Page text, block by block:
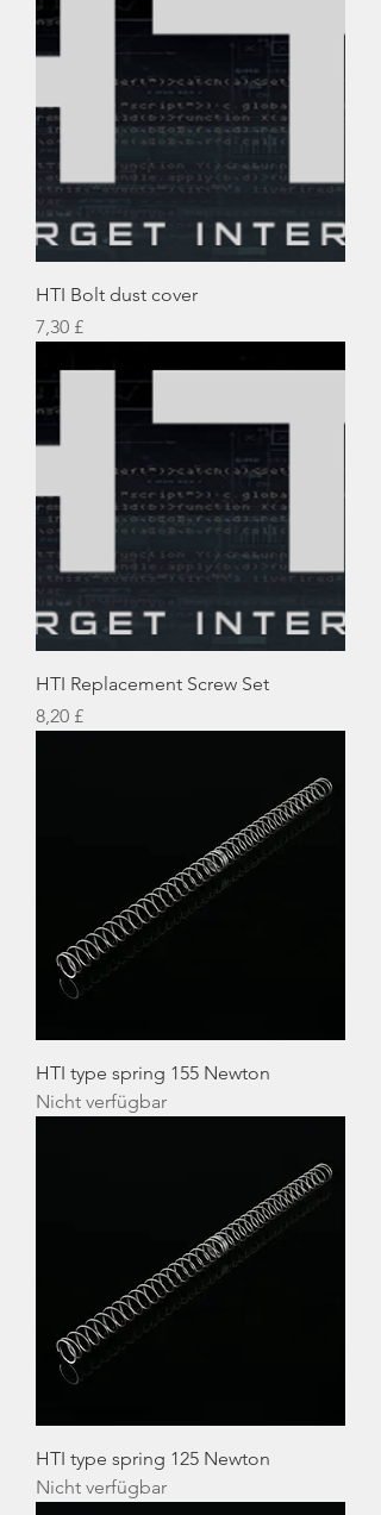
HTI Bolt dust cover
Preis
7,30 £
HTI Replacement Screw Set
Preis
8,20 £
HTI type spring 155 Newton
Nicht verfügbar
HTI type spring 125 Newton
Nicht verfügbar